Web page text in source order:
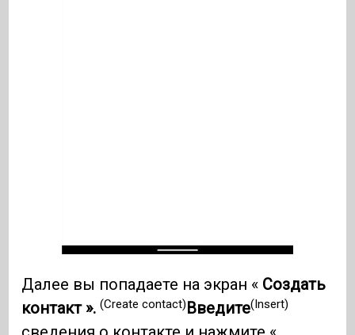
Далее вы попадаете на экран « Создать
контакт ».(Create contact)Введите(Insert)